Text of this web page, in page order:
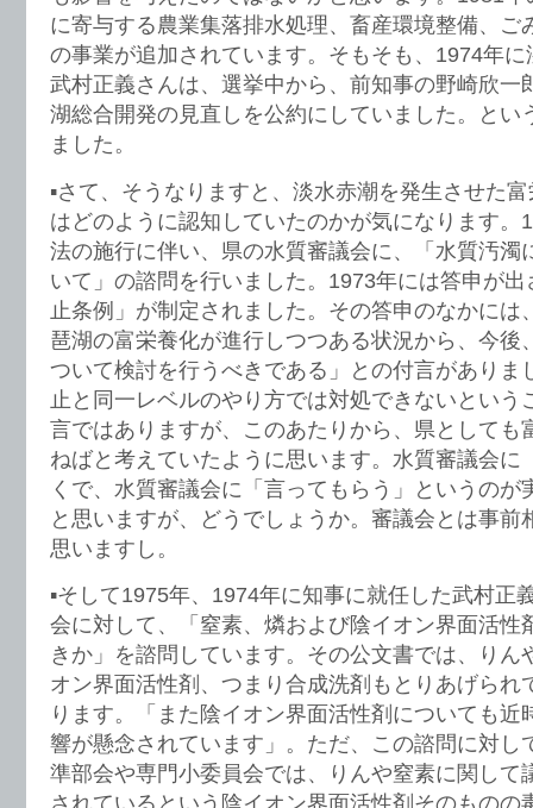
に寄与する農業集落排水処理、畜産環境整備、ご
の事業が追加されています。そもそも、1974年
武村正義さんは、選挙中から、前知事の野崎欣一
湖総合開発の見直しを公約にしていました。とい
ました。
▪️さて、そうなりますと、淡水赤潮を発生させた
はどのように認知していたのかが気になります。
法の施行に伴い、県の水質審議会に、「水質汚濁
いて」の諮問を行いました。1973年には答申が
止条例」が制定されました。その答申のなかには
琶湖の富栄養化が進行しつつある状況から、今後
ついて検討を行うべきである」との付言がありま
止と同一レベルのやり方では対処できないという
言ではありますが、このあたりから、県としても
ねばと考えていたように思います。水質審議会に
くで、水質審議会に「言ってもらう」というのが
と思いますが、どうでしょうか。審議会とは事前
思いますし。
▪️そして1975年、1974年に知事に就任した武村正
会に対して、「窒素、燐および陰イオン界面活性
きか」を諮問しています。その公文書では、りん
オン界面活性剤、つまり合成洗剤もとりあげられ
ります。「また陰イオン界面活性剤についても近
響が懸念されています」。ただ、この諮問に対し
準部会や専門小委員会では、りんや窒素に関して
されているという陰イオン界面活性剤そのものの